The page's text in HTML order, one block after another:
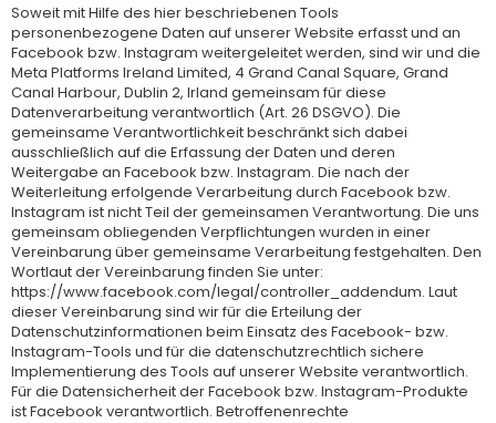
Soweit mit Hilfe des hier beschriebenen Tools
personenbezogene Daten auf unserer Website erfasst und an
Facebook bzw. Instagram weitergeleitet werden, sind wir und die
Meta Platforms Ireland Limited, 4 Grand Canal Square, Grand
Canal Harbour, Dublin 2, Irland gemeinsam für diese
Datenverarbeitung verantwortlich (Art. 26 DSGVO). Die
gemeinsame Verantwortlichkeit beschränkt sich dabei
ausschließlich auf die Erfassung der Daten und deren
Weitergabe an Facebook bzw. Instagram. Die nach der
Weiterleitung erfolgende Verarbeitung durch Facebook bzw.
Instagram ist nicht Teil der gemeinsamen Verantwortung. Die uns
gemeinsam obliegenden Verpflichtungen wurden in einer
Vereinbarung über gemeinsame Verarbeitung festgehalten. Den
Wortlaut der Vereinbarung finden Sie unter:
https://www.facebook.com/legal/controller_addendum. Laut
dieser Vereinbarung sind wir für die Erteilung der
Datenschutzinformationen beim Einsatz des Facebook- bzw.
Instagram-Tools und für die datenschutzrechtlich sichere
Implementierung des Tools auf unserer Website verantwortlich.
Für die Datensicherheit der Facebook bzw. Instagram-Produkte
ist Facebook verantwortlich. Betroffenenrechte